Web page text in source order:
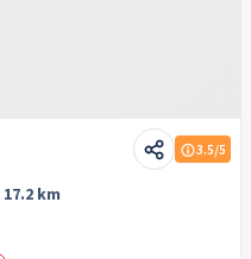
3.5/5
17.2 km